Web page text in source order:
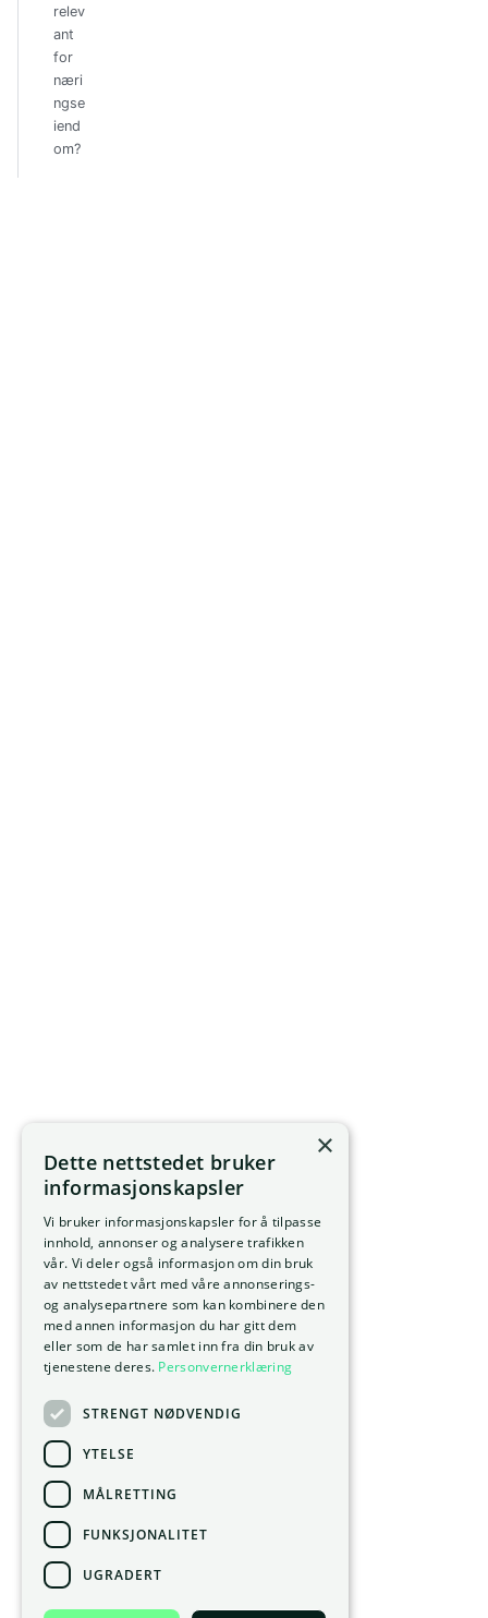
relev
ant
for
næri
ngse
iend
om?
×
Dette nettstedet bruker
informasjonskapsler
Vi bruker informasjonskapsler for å tilpasse
innhold, annonser og analysere trafikken
vår. Vi deler også informasjon om din bruk
av nettstedet vårt med våre annonserings-
og analysepartnere som kan kombinere den
med annen informasjon du har gitt dem
eller som de har samlet inn fra din bruk av
tjenestene deres. Personvernerklæring
STRENGT NØDVENDIG
YTELSE
MÅLRETTING
FUNKSJONALITET
UGRADERT